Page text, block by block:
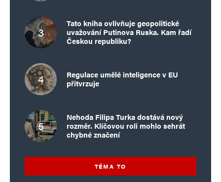
Tato kniha ovlivňuje geopolitické
uvažování Putinova Ruska. Kam řadí
Českou republiku?
Regulace umělé inteligence v EU
přitvrzuje
Nehoda Filipa Turka dostává nový
rozměr. Klíčovou roli mohlo sehrát
chybné značení
TÉMA TO